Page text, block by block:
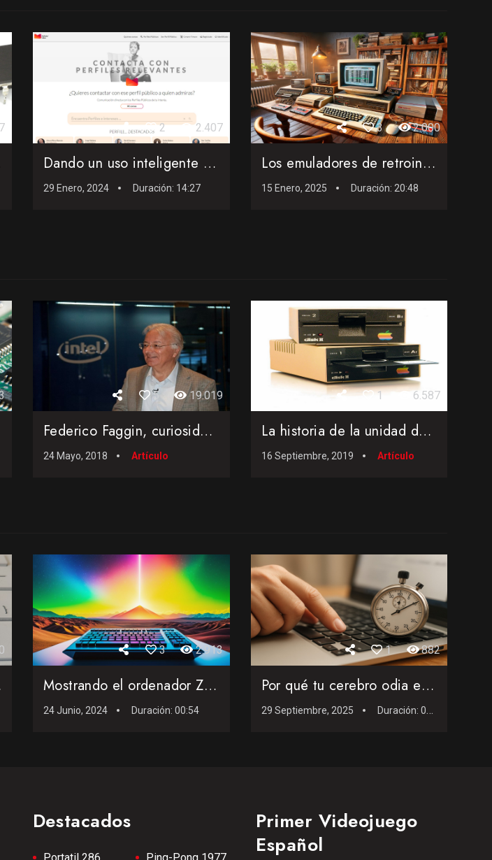
2 2.407
Dando un uso inteligente al correo electrónico con My Publi...
29 Enero, 2024 Duración: 14:27
3 2.000
Los emuladores de retroinformática que no pueden faltar en ...
15 Enero, 2025 Duración: 20:48
5 19.019
Federico Faggin, curiosidades del creador del procesador Zil...
24 Mayo, 2018 Artículo
1 6.587
La historia de la unidad de disco que revolucionó la inform...
16 Septiembre, 2019 Artículo
...
3 2.913
Mostrando el ordenador ZX Spectrum de 1982
24 Junio, 2024 Duración: 00:54
1 882
Por qué tu cerebro odia esperar… y los ordenadores lo sab...
29 Septiembre, 2025 Duración: 02:57
Destacados
Primer Videojuego
Español